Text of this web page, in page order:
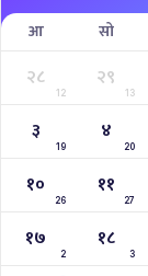
आ सो
२८
12
२९
13
३
19
४
20
१०
26
११
27
१७
2
१८
3